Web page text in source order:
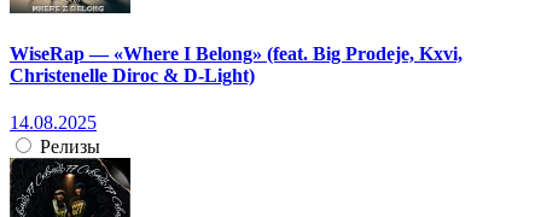
WiseRap — «Where I Belong» (feat. Big Prodeje, Kxvi,
Christenelle Diroc & D-Light)
14.08.2025
Релизы